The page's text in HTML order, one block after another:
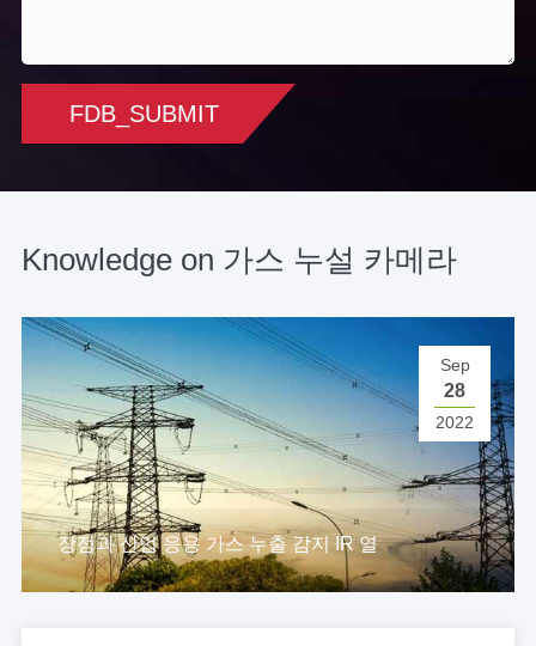
FDB_SUBMIT
Knowledge on 가스 누설 카메라
Sep
28
2022
장점과 산업 응용 가스 누출 감지 IR 열